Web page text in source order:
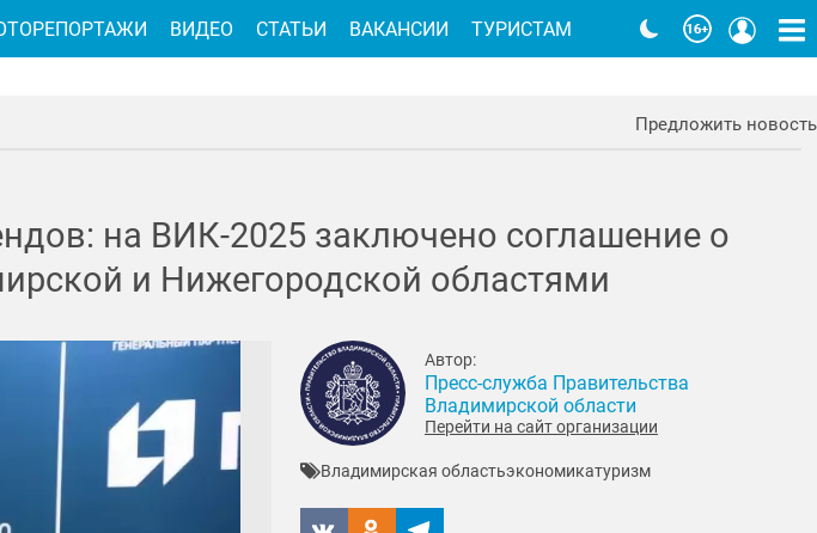
Предложить новость
на ВИК-2025 заключено соглашение о
и Нижегородской областями
Автор:
Пресс-служба Правительства
Владимирской области
Перейти на сайт организации
Владимирская областьэкономикатуризм
ВИДЕО СТАТЬИ ВАКАНСИИ ТУРИСТАМ